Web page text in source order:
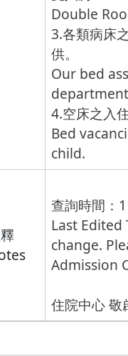
Double
3.各類病床
供。
Our bed
4.空床之入
Bed
child.
查詢時間：
Last
change.
Admission
住院中心 敬